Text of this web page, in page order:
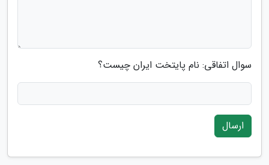
سوال اتفاقی: نام پایتخت ایران چیست؟
ارسال